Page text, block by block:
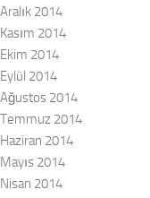
Aralık 2014
Kasım 2014
Ekim 2014
Eylül 2014
Ağustos 2014
Temmuz 2014
Haziran 2014
Mayıs 2014
Nisan 2014